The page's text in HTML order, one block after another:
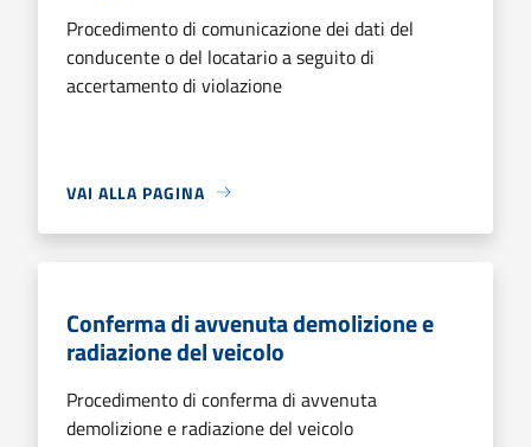
Procedimento di comunicazione dei dati del
conducente o del locatario a seguito di
accertamento di violazione
VAI ALLA PAGINA
Conferma di avvenuta demolizione e
radiazione del veicolo
Procedimento di conferma di avvenuta
demolizione e radiazione del veicolo